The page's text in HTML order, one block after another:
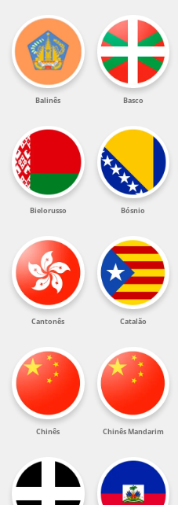
Balinês Basco
Bielorusso Bósnio
Cantonês Catalão
Chinês Chinês Mandarim